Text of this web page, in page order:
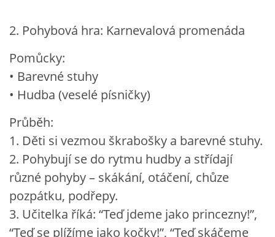
2. Pohybová hra: Karnevalová promenáda
Pomůcky:
• Barevné stuhy
• Hudba (veselé písničky)
Průběh:
1. Děti si vezmou škrabošky a barevné stuhy.
2. Pohybují se do rytmu hudby a střídají
různé pohyby – skákání, otáčení, chůze
pozpátku, podřepy.
3. Učitelka říká: “Teď jdeme jako princezny!”,
“Teď se plížíme jako kočky!”, “Teď skáčeme